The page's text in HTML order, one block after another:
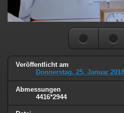
Veröffentlicht am
Donnerstag, 25. Januar 2018
Abmessungen
4416*2944